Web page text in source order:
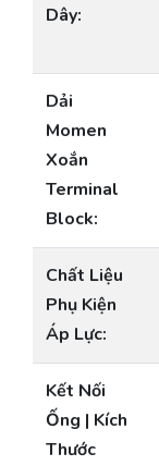
Dây:
Dải
Momen
Xoắn
Terminal
Block:
Chất Liệu
Phụ Kiện
Áp Lực:
Kết Nối
Ống | Kích
Thước